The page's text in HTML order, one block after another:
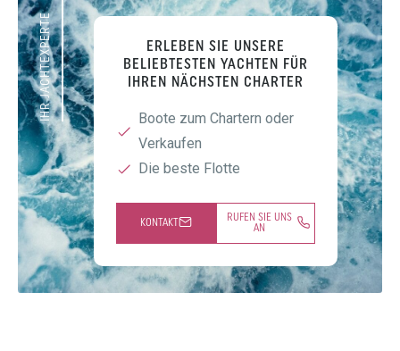
IHR JACHTEXPERTE
ERLEBEN SIE UNSERE
BELIEBTESTEN YACHTEN FÜR
IHREN NÄCHSTEN CHARTER
Boote zum Chartern oder
Verkaufen
Die beste Flotte
KONTAKT
RUFEN SIE UNS
AN